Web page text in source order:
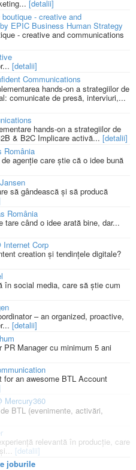
[detalii]
- creative and
EPIC Business Human Strategy
- creative and communications
[detalii]
Communications
hands-on a strategiilor de
comunicate de presă, interviuri,...
hands-on a strategiilor de
& B2C Implicare activă... [detalii]
România
agenție care știe că o idee bună
să gândească și să producă
România
când o idee arată bine, dar...
Internet Corp
creation și tendințele digitale?
în social media, care să știe cum
– an organized, proactive,
[detalii]
Manager cu minimum 5 ani
for an awesome BTL Account
Mercury360
BTL (evenimente, activări,
relevantă în producție, care
[detalii]
joburile